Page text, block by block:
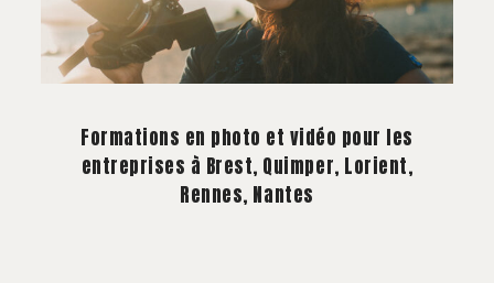
Formations en photo et vidéo pour les
entreprises à Brest, Quimper, Lorient,
Rennes, Nantes